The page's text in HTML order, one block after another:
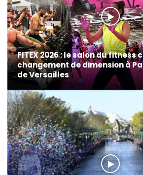
FITEX 2026 : le salon du fitness
changement de dimension à
de Versailles